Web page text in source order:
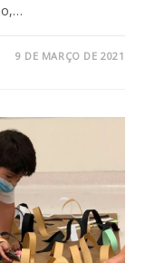
9 DE MARÇO DE 2021